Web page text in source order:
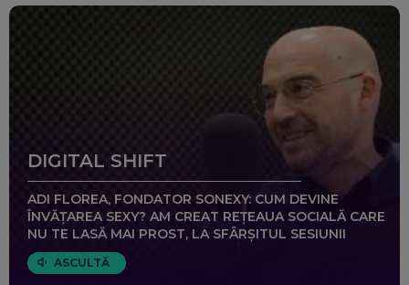
DIGITAL SHIFT
ADI FLOREA, FONDATOR SONEXY: CUM DEVINE
ÎNVĂȚAREA SEXY? AM CREAT REȚEAUA SOCIALĂ CARE
NU TE LASĂ MAI PROST, LA SFÂRȘITUL SESIUNII
ASCULTĂ